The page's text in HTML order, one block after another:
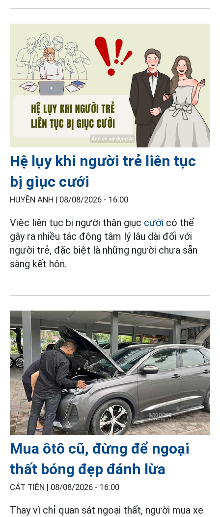
Hệ lụy khi người trẻ liên tục
bị giục cưới
HUYỀN ANH | 08/08/2026 - 16:00
Việc liên tục bị người thân giục cưới có thể
gây ra nhiều tác động tâm lý lâu dài đối với
người trẻ, đặc biệt là những người chưa sẵn
sàng kết hôn.
Mua ôtô cũ, đừng để ngoại
thất bóng đẹp đánh lừa
CÁT TIÊN | 08/08/2026 - 16:00
Thay vì chỉ quan sát ngoại thất, người mua xe